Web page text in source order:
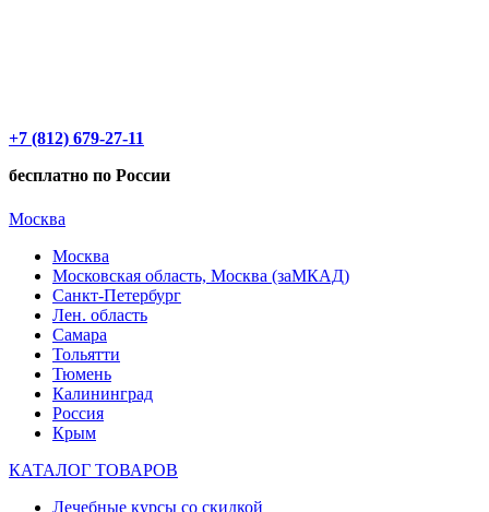
+7 (812) 679-27-11
бесплатно по России
Москва
Москва
Московская область, Москва (заМКАД)
Санкт-Петербург
Лен. область
Самара
Тольятти
Тюмень
Калининград
Россия
Крым
КАТАЛОГ ТОВАРОВ
Лечебные курсы со скидкой